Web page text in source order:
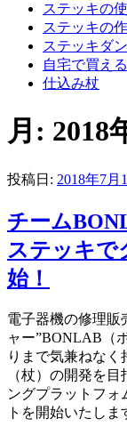
ステッキの
ステッキの
ステッキダ
自宅で買え
仕込み杖
月: 2018
投稿日: 2018年7月
チーム
ステッキで
始！
電子器機の修理販
ャー”BONLAB（
りまで気兼ねなく
（杖）の開発を
ングプラットフォ
トを開始いたしま